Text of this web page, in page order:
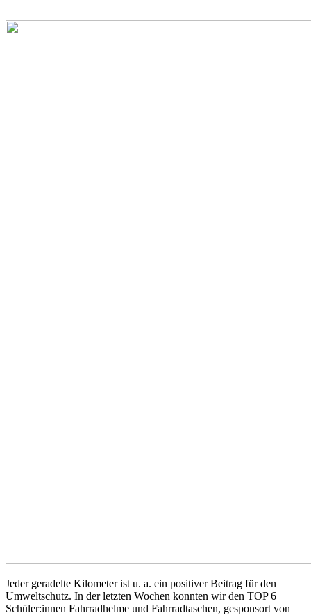
Jeder geradelte Kilometer ist u. a. ein positiver Beitrag für den
Umweltschutz. In der letzten Wochen konnten wir den TOP 6
Schüler:innen Fahrradhelme und Fahrradtaschen, gesponsort von